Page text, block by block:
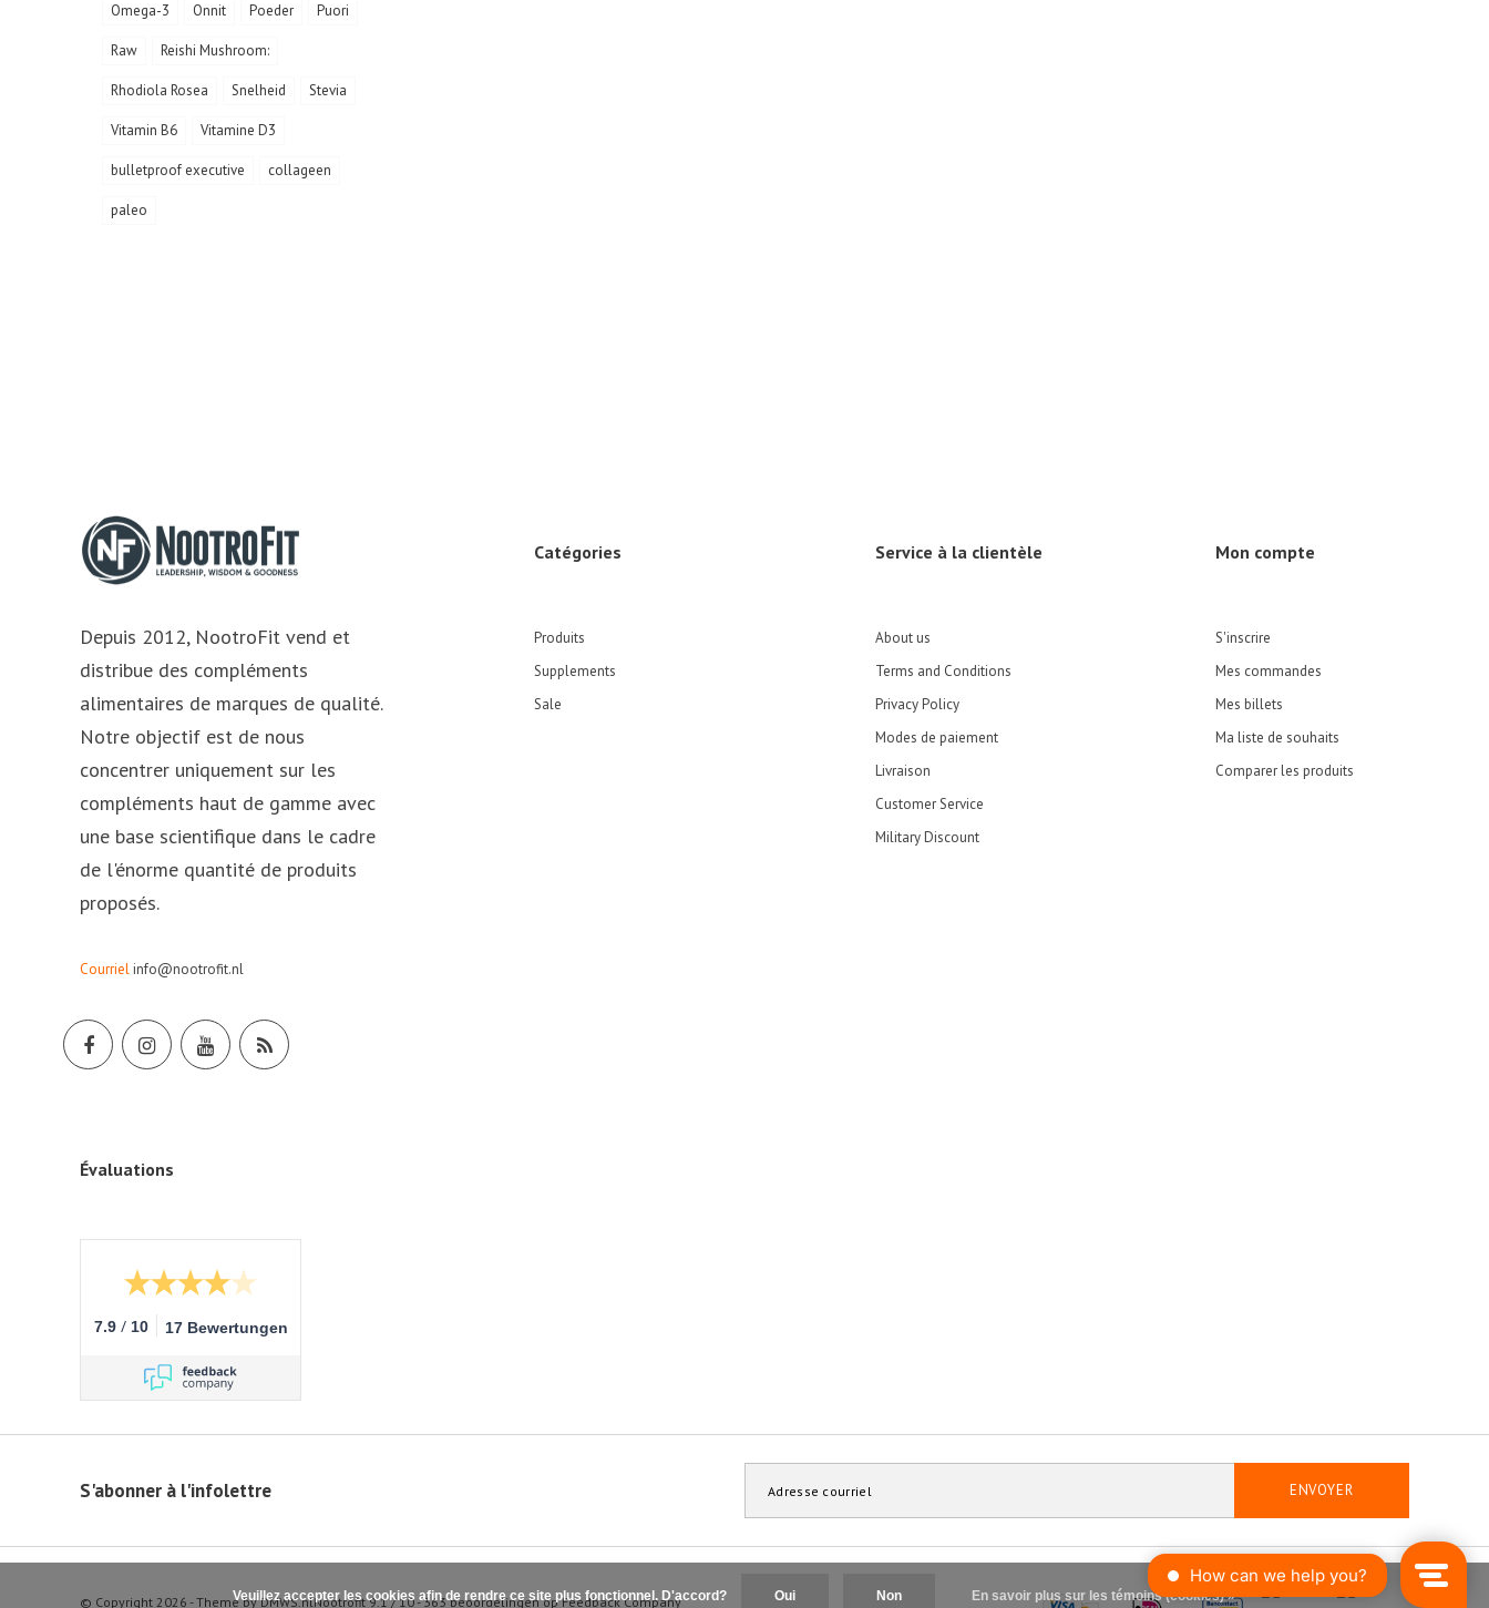
Omega-3 Onnit Poeder Puori
Raw Reishi Mushroom:
Rhodiola Rosea Snelheid Stevia
Vitamin B6 Vitamine D3
bulletproof executive collageen
paleo
Depuis 2012, NootroFit vend et
distribue des compléments
alimentaires de marques de qualité.
Notre objectif est de nous
concentrer uniquement sur les
compléments haut de gamme avec
une base scientifique dans le cadre
de l'énorme quantité de produits
proposés.
Courrielinfo@nootrofit.nl
Catégories
Produits
Supplements
Sale
Service à la clientèle
About us
Terms and Conditions
Privacy Policy
Modes de paiement
Livraison
Customer Service
Military Discount
Mon compte
S'inscrire
Mes commandes
Mes billets
Ma liste de souhaits
Comparer les produits
Évaluations
7.9 / 10 17 Bewertungen
S'abonner à l'infolettre ENVOYER
© Copyright 2026 - Theme byDMWS.nlNootrofit 9.1/10 -363beoordelingen opFeedback Company
Veuillez accepter les cookies afin de rendre ce site plus fonctionnel. D'accord? Oui Non En savoir plus sur les témoins (cookies) »